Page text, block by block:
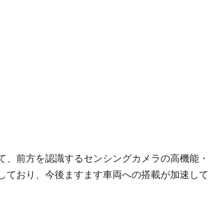
前方を認識するセンシングカメラの高機能・
おり、今後ますます車両への搭載が加速して